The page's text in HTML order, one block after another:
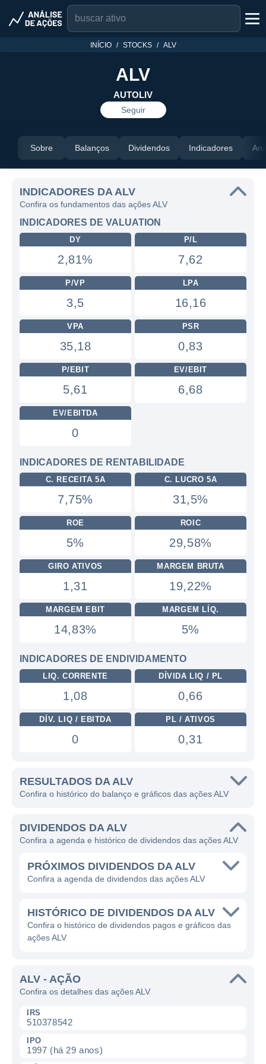
INÍCIO STOCKS ALV
ALV
AUTOLIV
Seguir
Sobre Balanços Dividendos Indicadores
INDICADORES DA ALV
Confira os fundamentos das ações ALV
INDICADORES DE VALUATION
DY
2,81%
P/L
7,62
P/VP
3,5
LPA
16,16
VPA
35,18
PSR
0,83
P/EBIT
5,61
EV/EBIT
6,68
EV/EBITDA
0
INDICADORES DE RENTABILIDADE
C. RECEITA 5A
7,75%
C. LUCRO 5A
31,5%
ROE
5%
ROIC
29,58%
GIRO ATIVOS
1,31
MARGEM BRUTA
19,22%
MARGEM EBIT
14,83%
MARGEM LÍQ.
5%
INDICADORES DE ENDIVIDAMENTO
LIQ. CORRENTE
1,08
DÍVIDA LIQ / PL
0,66
DÍV. LIQ / EBITDA
0
PL / ATIVOS
0,31
RESULTADOS DA ALV
Confira o histórico do balanço e gráficos das ações ALV
DIVIDENDOS DA ALV
Confira a agenda e histórico de dividendos das ações ALV
PRÓXIMOS DIVIDENDOS DA ALV
Confira a agenda de dividendos das ações ALV
HISTÓRICO DE DIVIDENDOS DA ALV
Confira o histórico de dividendos pagos e gráficos das
ações ALV
ALV - AÇÃO
Confira os detalhes das ações ALV
IRS
510378542
IPO
1997 (há 29 anos)